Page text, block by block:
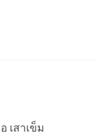
เสาเข็ม